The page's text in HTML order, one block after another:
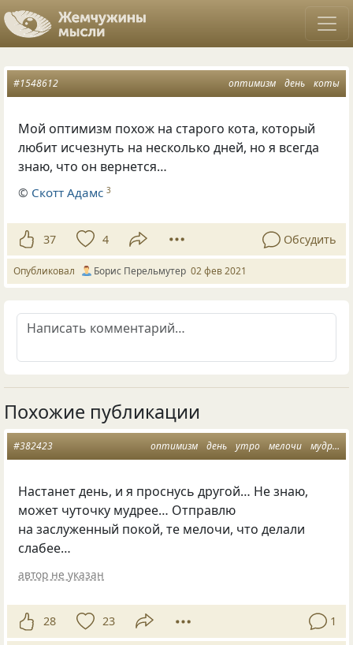
оптимизм день коты
#1548612
Мой оптимизм похож на старого кота, который
любит исчезнуть на несколько дней, но я всегда
знаю, что он вернется…
© Скотт Адамс 3
37 4 Обсудить
Опубликовал Борис Перельмутер 02 фев 2021
Похожие публикации
оптимизм день утро мелочи мудрость
#382423
Настанет день, и я проснусь другой… Не знаю,
может чуточку мудрее… Отправлю
на заслуженный покой, те мелочи, что делали
слабее…
автор не указан
28 23 1